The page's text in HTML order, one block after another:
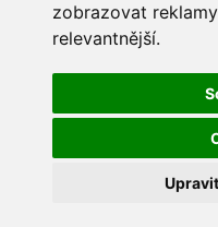
zobrazovat
relevantnější.